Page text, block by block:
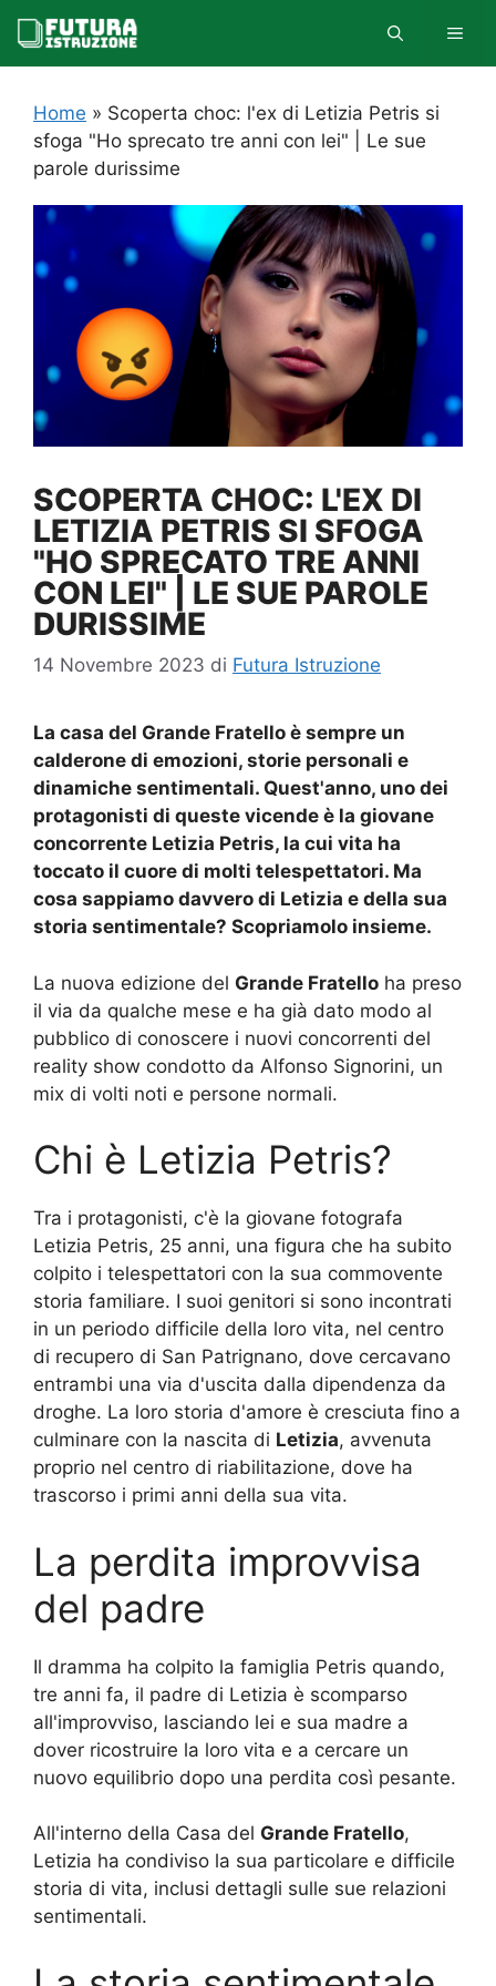
contenuto
Home » Scoperta choc: l'ex di Letizia Petris si
sfoga "Ho sprecato tre anni con lei" | Le sue
parole durissime
SCOPERTA CHOC: L'EX DI
LETIZIA PETRIS SI SFOGA
"HO SPRECATO TRE ANNI
CON LEI" | LE SUE PAROLE
DURISSIME
14 Novembre 2023 di Futura Istruzione
La casa del Grande Fratello è sempre un
calderone di emozioni, storie personali e
dinamiche sentimentali. Quest'anno, uno dei
protagonisti di queste vicende è la giovane
concorrente Letizia Petris, la cui vita ha
toccato il cuore di molti telespettatori. Ma
cosa sappiamo davvero di Letizia e della sua
storia sentimentale? Scopriamolo insieme.
La nuova edizione del Grande Fratello ha preso
il via da qualche mese e ha già dato modo al
pubblico di conoscere i nuovi concorrenti del
reality show condotto da Alfonso Signorini, un
mix di volti noti e persone normali.
Chi è Letizia Petris?
Tra i protagonisti, c'è la giovane fotografa
Letizia Petris, 25 anni, una figura che ha subito
colpito i telespettatori con la sua commovente
storia familiare. I suoi genitori si sono incontrati
in un periodo difficile della loro vita, nel centro
di recupero di San Patrignano, dove cercavano
entrambi una via d'uscita dalla dipendenza da
droghe. La loro storia d'amore è cresciuta fino a
culminare con la nascita di Letizia, avvenuta
proprio nel centro di riabilitazione, dove ha
trascorso i primi anni della sua vita.
La perdita improvvisa
del padre
Il dramma ha colpito la famiglia Petris quando,
tre anni fa, il padre di Letizia è scomparso
all'improvviso, lasciando lei e sua madre a
dover ricostruire la loro vita e a cercare un
nuovo equilibrio dopo una perdita così pesante.
All'interno della Casa del Grande Fratello,
Letizia ha condiviso la sua particolare e difficile
storia di vita, inclusi dettagli sulle sue relazioni
sentimentali.